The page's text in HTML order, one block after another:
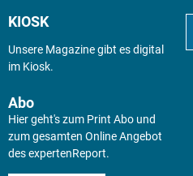
KIOSK
Unsere Magazine gibt es digital
im Kiosk.
Abo
Hier geht's zum Print Abo und
zum gesamten Online Angebot
des expertenReport.